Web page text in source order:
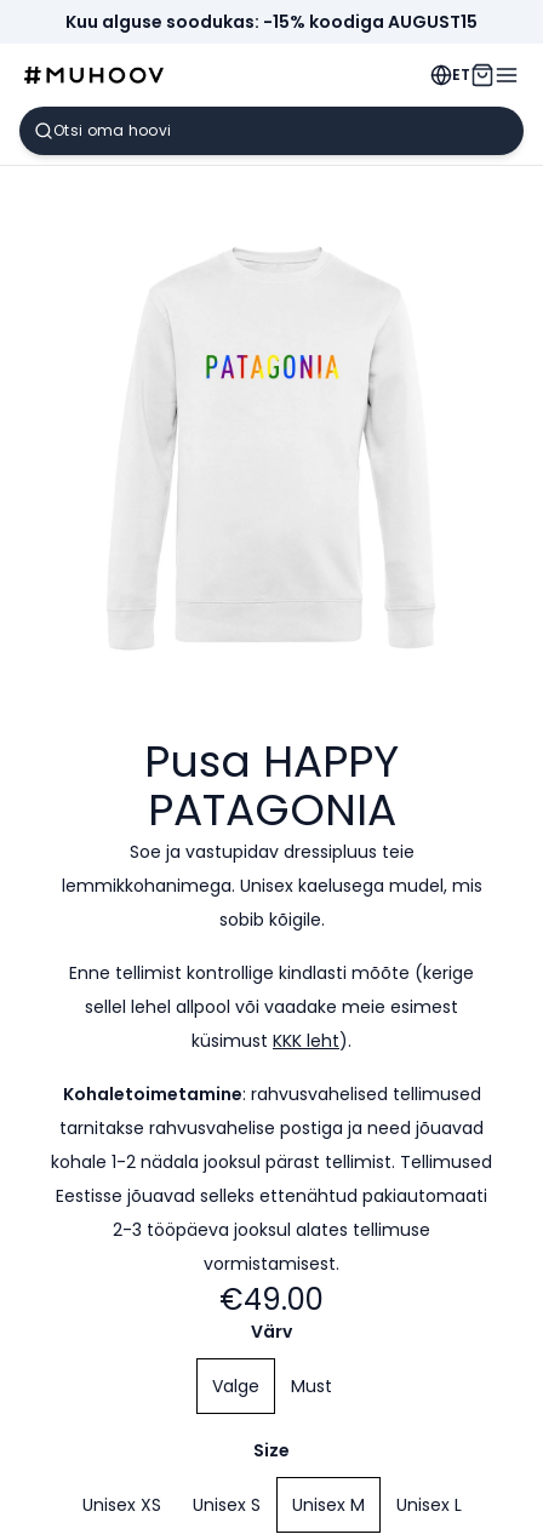
Kuu alguse soodukas: -15% koodiga AUGUST15
ET
Pusa HAPPY
PATAGONIA
Soe ja vastupidav dressipluus teie
lemmikkohanimega. Unisex kaelusega mudel, mis
sobib kõigile.
Enne tellimist kontrollige kindlasti mõõte (kerige
sellel lehel allpool või vaadake meie esimest
küsimust KKK leht).
Kohaletoimetamine: rahvusvahelised tellimused
tarnitakse rahvusvahelise postiga ja need jõuavad
kohale 1-2 nädala jooksul pärast tellimist. Tellimused
Eestisse jõuavad selleks ettenähtud pakiautomaati
2-3 tööpäeva jooksul alates tellimuse
vormistamisest.
€49.00
Värv
Valge Must
Size
Unisex XS Unisex S Unisex M Unisex L